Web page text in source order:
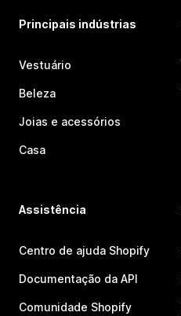
Principais indústrias
Vestuário
Beleza
Joias e acessórios
Casa
Assistência
Centro de ajuda Shopify
Documentação da API
Comunidade Shopify